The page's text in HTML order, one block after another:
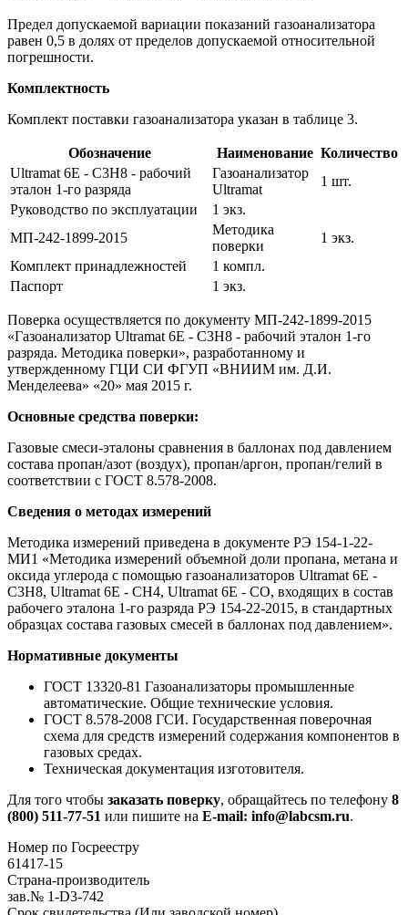
Предел допускаемой вариации показаний газоанализатора
равен 0,5 в долях от пределов допускаемой относительной
погрешности.
Комплектность
Комплект поставки газоанализатора указан в таблице 3.
Обозначение Наименование Количество
Ultramat 6E - С3Н8 - рабочий
эталон 1-го разряда
Газоанализатор
Ultramat
1 шт.
Руководство по эксплуатации
1 экз.
МП-242-1899-2015
Методика
поверки
1 экз.
Комплект принадлежностей
1 компл.
Паспорт
1 экз.
Поверка осуществляется по документу МП-242-1899-2015
«Газоанализатор Ultramat 6E - С3Н8 - рабочий эталон 1-го
разряда. Методика поверки», разработанному и
утвержденному ГЦИ СИ ФГУП «ВНИИМ им. Д.И.
Менделеева» «20» мая 2015 г.
Основные средства поверки:
Газовые смеси-эталоны сравнения в баллонах под давлением
состава пропан/азот (воздух), пропан/аргон, пропан/гелий в
соответствии с ГОСТ 8.578-2008.
Сведения о методах измерений
Методика измерений приведена в документе РЭ 154-1-22-
МИ1 «Методика измерений объемной доли пропана, метана и
оксида углерода с помощью газоанализаторов Ultramat 6E -
С3Н8, Ultramat 6E - CH4, Ultramat 6E - CO, входящих в состав
рабочего эталона 1-го разряда РЭ 154-22-2015, в стандартных
образцах состава газовых смесей в баллонах под давлением».
Нормативные документы
ГОСТ 13320-81 Газоанализаторы промышленные
автоматические. Общие технические условия.
ГОСТ 8.578-2008 ГСИ. Государственная поверочная
схема для средств измерений содержания компонентов в
газовых средах.
Техническая документация изготовителя.
Для того чтобы заказать поверку, обращайтесь по телефону 8
(800) 511-77-51 или пишите на E-mail: info@labcsm.ru.
Номер по Госреестру
61417-15
Страна-производитель
зав.№ 1-D3-742